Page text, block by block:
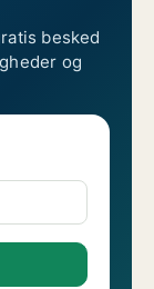
besked
og